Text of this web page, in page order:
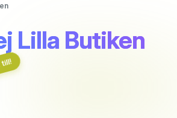
Lilla Butiken